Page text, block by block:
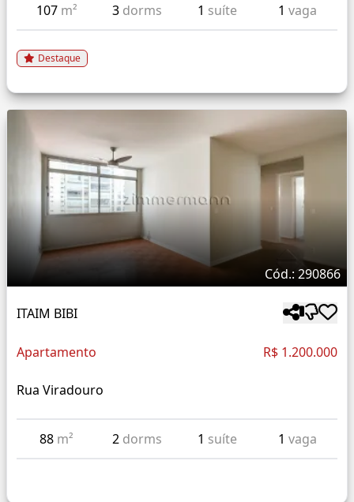
107 m² 3 dorms 1 suíte 1 vaga
Destaque
Cód.: 290866
ITAIM BIBI
Apartamento R$ 1.200.000
Rua Viradouro
88 m² 2 dorms 1 suíte 1 vaga